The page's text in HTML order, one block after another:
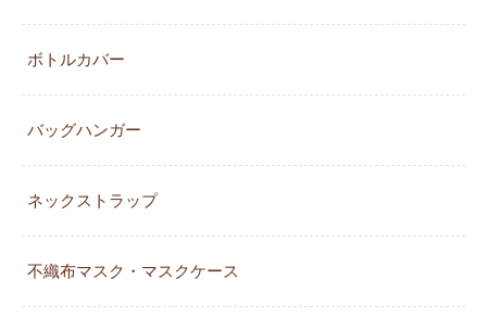
ボトルカバー
バッグハンガー
ネックストラップ
不織布マスク・マスクケース